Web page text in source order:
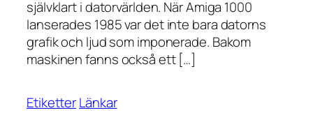
självklart i datorvärlden. När Amiga 1000
lanserades 1985 var det inte bara datorns
grafik och ljud som imponerade. Bakom
maskinen fanns också ett […]
EtiketterLänkar